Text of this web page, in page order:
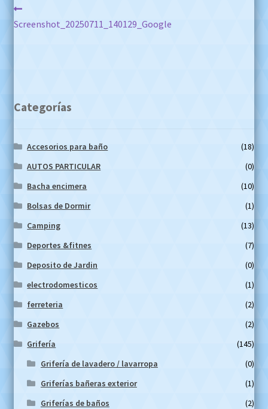
Navegación
de
Screenshot_20250711_140129_Google
Categorías
Accesorios para baño
(18)
AUTOS PARTICULAR
(0)
Bacha encimera
(10)
Bolsas de Dormir
(1)
Camping
(13)
Deportes &fitnes
(7)
Deposito de Jardin
(0)
electrodomesticos
(1)
ferreteria
(2)
Gazebos
(2)
Grifería
(145)
Grifería de lavadero / lavarropa
(0)
Griferías bañeras exterior
(1)
Griferías de baños
(2)